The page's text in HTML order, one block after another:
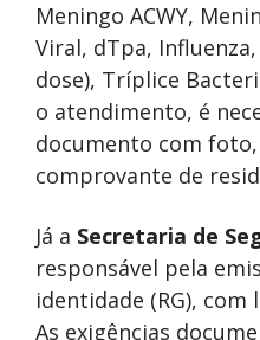
Meningo ACWY,
Viral, dTpa, Influenza,
dose), Tríplice
o atendimento, é
documento com foto,
comprovante de
Já a Secretaria de
responsável pela
identidade (RG),
As exigências